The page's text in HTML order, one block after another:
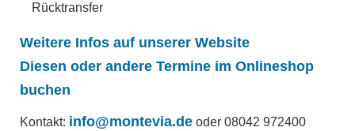
Rücktransfer
Weitere Infos auf unserer Website
Diesen oder andere Termine im Onlineshop
buchen
Kontakt: info@montevia.de oder 08042 972400